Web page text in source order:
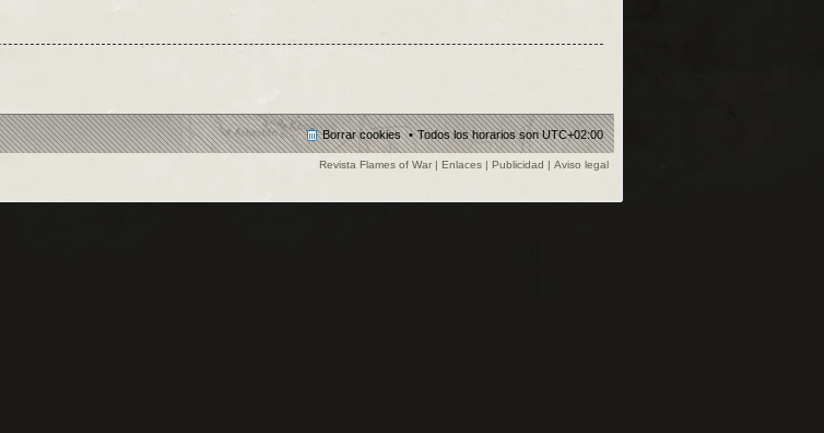
Todos los horarios sonUTC+02:00
Borrar cookies
Revista Flames of War | Enlaces | Publicidad | Aviso legal